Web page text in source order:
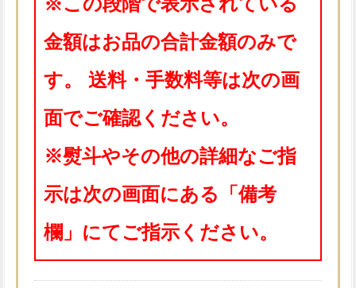
金額はお品の合計金額のみで
す。 送料・手数料等は次の画
面でご確認ください。
※熨斗やその他の詳細なご指
示は次の画面にある「備考
欄」にてご指示ください。